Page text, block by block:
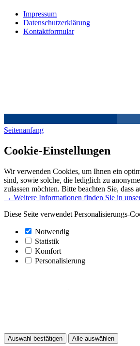
Impressum
Datenschutzerklärung
Kontaktformular
Seitenanfang
Cookie-Einstellungen
Wir verwenden Cookies, um Ihnen ein
sind, sowie solche, die lediglich zu
zulassen möchten. Bitte beachten Sie,
→ Weitere Informationen finden Sie in
Diese Seite verwendet Personalisierungs-
Notwendig
Statistik
Komfort
Personalisierung
Auswahl bestätigen Alle auswählen